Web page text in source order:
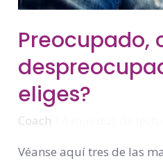
Preocupado,
eliges?
Coach
Véanse aquí tres de las
Ocupado
O
Despreocupado…
¿qué
Eliges?